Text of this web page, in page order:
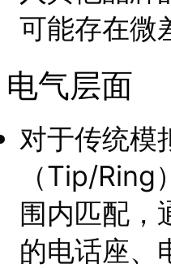
可能存在微
电气层面
对于传统模
（Tip/
围内匹配，
的电话座、